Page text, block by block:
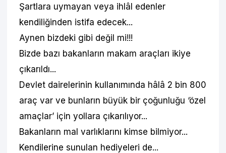
Şartlara uymayan veya ihlâl edenler
kendiliğinden istifa edecek...
Aynen bizdeki gibi değil mi!!!
Bizde bazı bakanların makam araçları ikiye
çıkarıldı...
Devlet dairelerinin kullanımında hâlâ 2 bin 800
araç var ve bunların büyük bir çoğunluğu ‘özel
amaçlar’ için yollara çıkarılıyor...
Bakanların mal varlıklarını kimse bilmiyor...
Kendilerine sunulan hediyeleri de...